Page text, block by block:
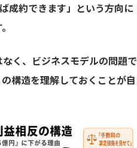
成約できます」という方向に
く、ビジネスモデルの問題で
構造を理解しておくことが自